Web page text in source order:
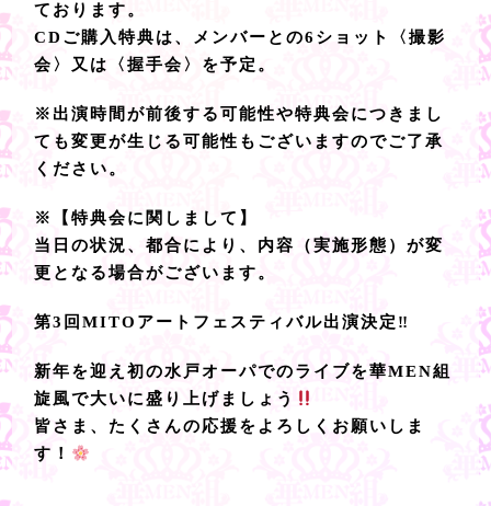
ております。
CDご購入特典は、メンバーとの6ショット〈撮影
会〉又は〈握手会〉を予定。
※出演時間が前後する可能性や特典会につきまし
ても変更が生じる可能性もございますのでご了承
ください。
※【特典会に関しまして】
当日の状況、都合により、内容（実施形態）が変
更となる場合がございます。
第3回MITOアートフェスティバル出演決定‼
新年を迎え初の水戸オーパでのライブを華MEN組
旋風で大いに盛り上げましょう
皆さま、たくさんの応援をよろしくお願いしま
す！